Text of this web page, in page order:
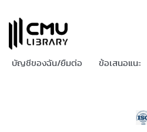
บัญชีของฉัน/ยืมต่อ ข้อเสนอแนะ